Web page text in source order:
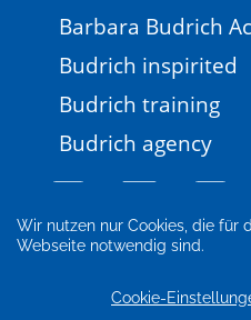
Wir nutzen nur Cookies, die für
Webseite notwendig sind.
Cookie-
Barbara Budrich
Budrich inspirited
Budrich training
Budrich agency
Impressum
Datenschutz